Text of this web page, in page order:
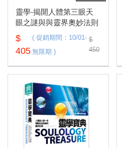
靈學-揭開人體第三眼天
眼之謎與與靈界奧妙法則
$
405
( 促銷期間：10/01-
無限期 )
$
450